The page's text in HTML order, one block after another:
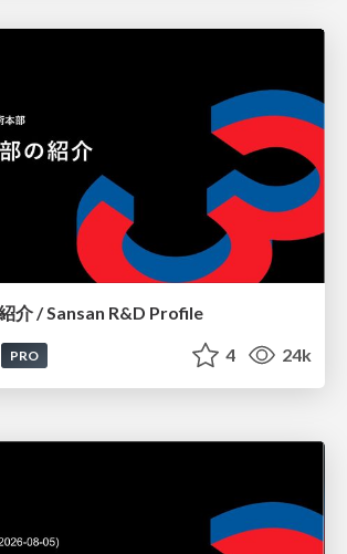
介 / Sansan R&D Profile
PRO 4 24k